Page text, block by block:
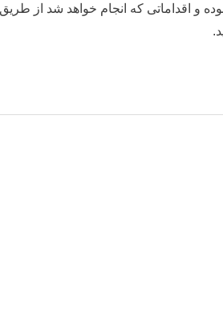
و اقداماتی که انجام خواهد شد از طریق